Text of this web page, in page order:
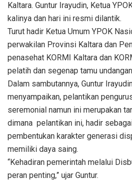
Kaltara. Guntur Irayudin, Ketua
kalinya dan hari ini resmi dilantik.
Turut hadir Ketua Umum YPOK
perwakilan Provinsi Kaltara dan
penasehat KORMI Kaltara dan
pelatih dan segenap tamu
Dalam sambutannya, Guntur
menyampaikan, pelantikan
seremonial namun ini merupakan
dimana pelantikan ini, hadir
pembentukan karakter generasi
memiliki daya saing.
“Kehadiran pemerintah melalui
peran penting,” ujar Guntur.